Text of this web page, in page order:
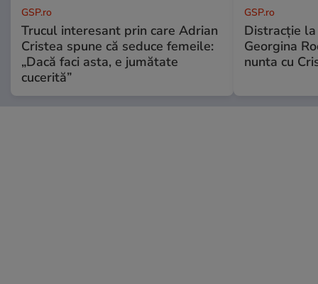
GSP.ro
Trucul interesant prin care Adrian
Cristea spune că seduce femeile:
„Dacă faci asta, e jumătate
cucerită”
GSP.ro
Distracție
Georgina
nunta cu